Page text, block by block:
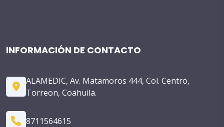
INFORMACIÓN DE CONTACTO
ALAMEDIC, Av. Matamoros 444, Col. Centro,
Torreon, Coahuila.
8711564615